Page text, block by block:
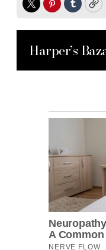
TwitterPinterest
Tumblr
Harper’s